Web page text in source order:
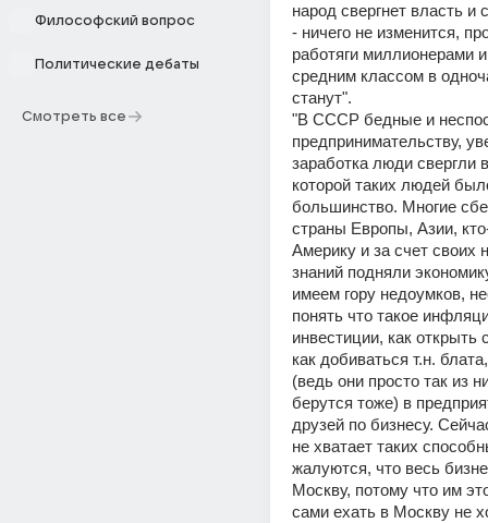
Философский вопрос
Политические дебаты
Смотреть все
народ свергнет власть и
- ничего не изменится,
работяги миллионерами
средним классом в
станут".
"В СССР бедные и
предпринимательству,
заработка люди свергли
которой таких людей
большинство. Многие
страны Европы, Азии,
Америку и за счет своих
знаний подняли
имеем гору недоумков,
понять что такое
инвестиции, как открыть
как добиваться т.н.
(ведь они просто так из
берутся тоже) в
друзей по бизнесу.
не хватает таких
жалуются, что весь
Москву, потому что им
сами ехать в Москву не